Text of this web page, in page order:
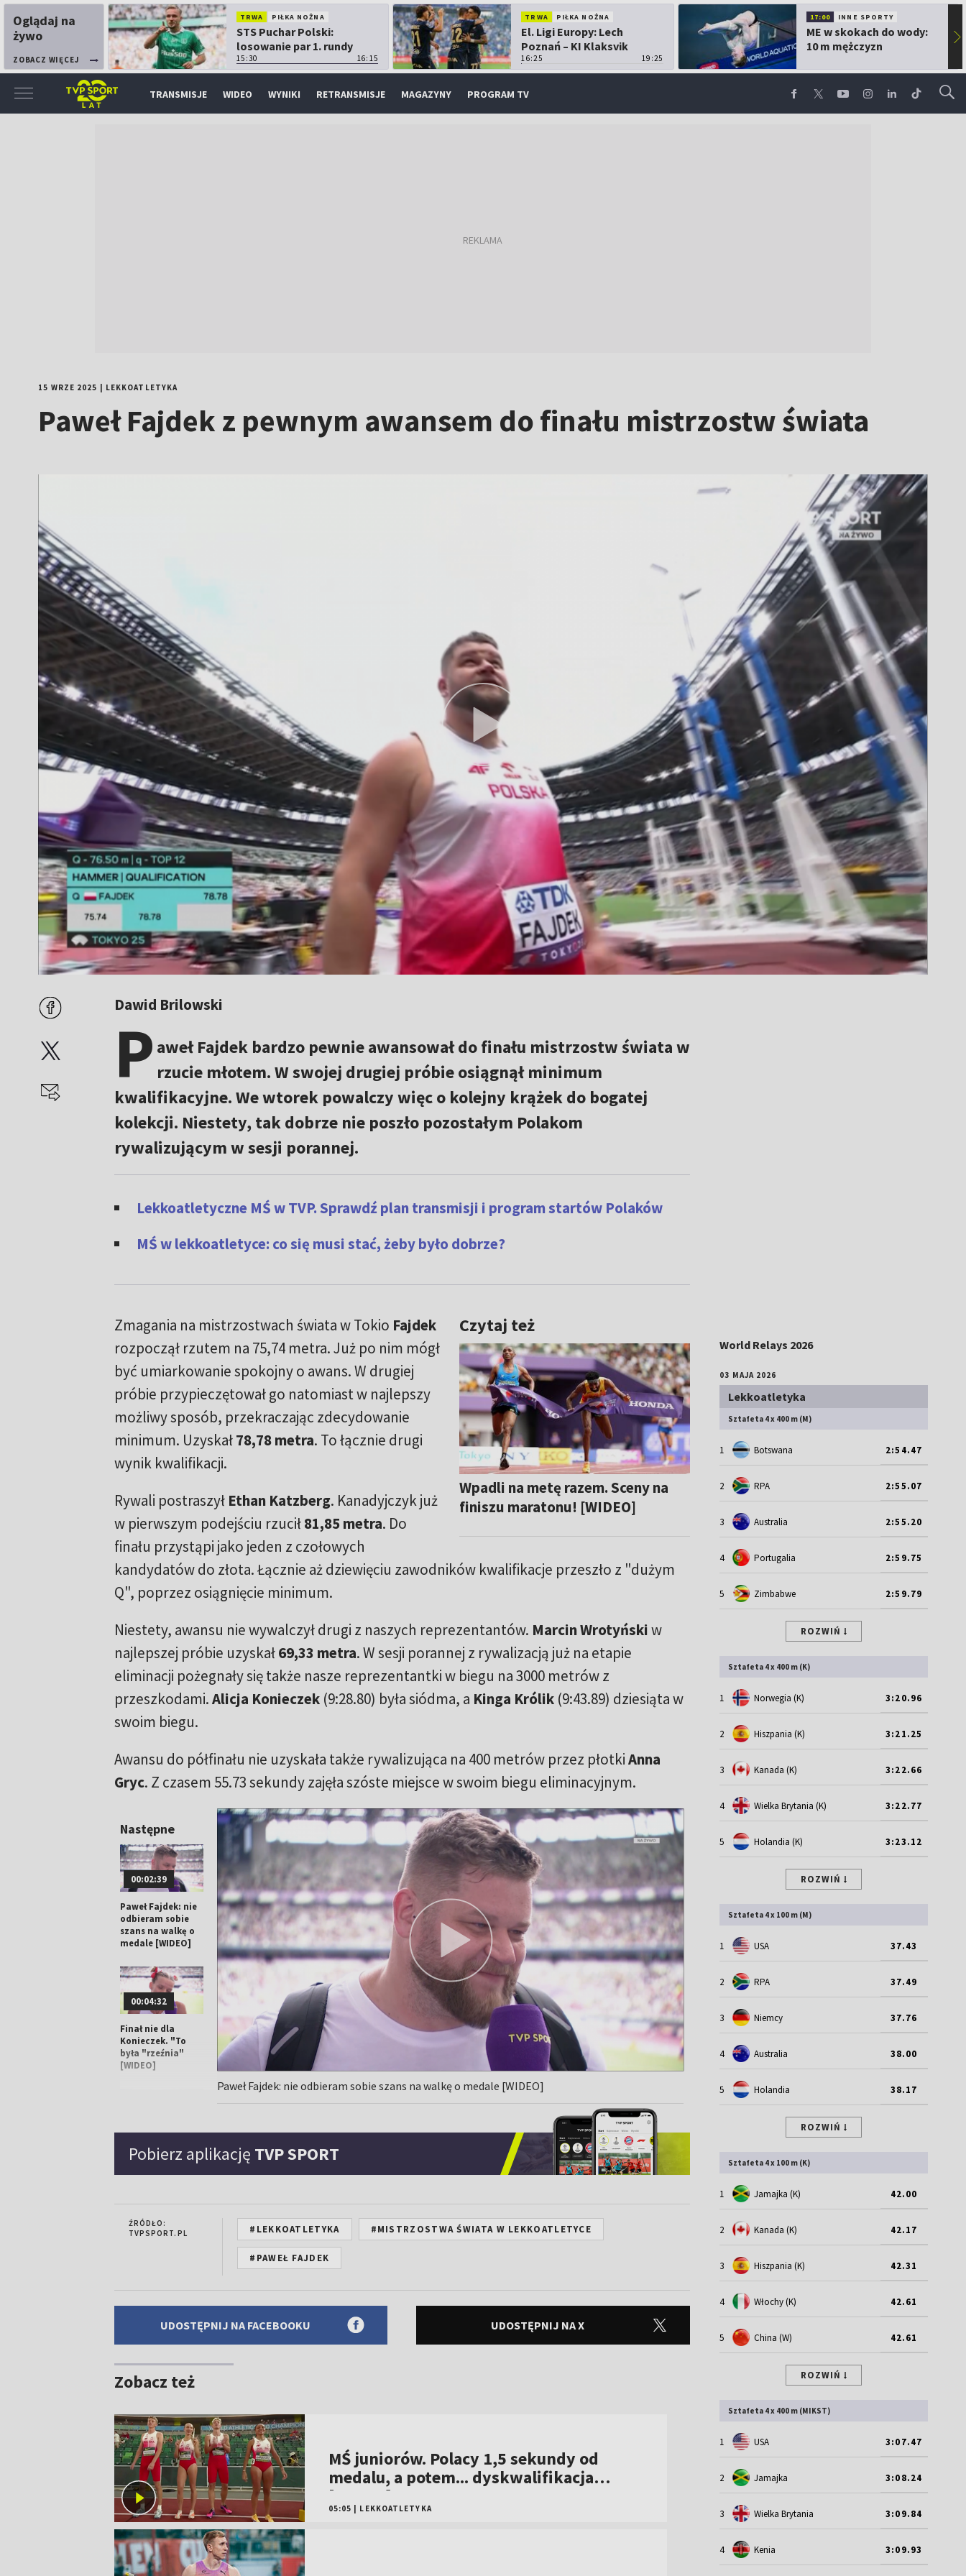
Oglądaj na
żywo
ZOBACZ WIĘCEJ
TRWA PIŁKA NOŻNA
STS Puchar Polski:
losowanie par 1. rundy
15:30 16:15
TRWA PIŁKA NOŻNA
El. Ligi Europy: Lech
Poznań – KI Klaksvik
16:25 19:25
17:00 INNE SPORTY
ME w skokach do wody:
10 m mężczyzn
▶
TRANSMISJE WIDEO WYNIKI RETRANSMISJE MAGAZYNY PROGRAM TV
15 WRZE 2025 LEKKOATLETYKA
Paweł Fajdek z pewnym awansem do finału mistrzostw świata
Dawid Brilowski
P aweł Fajdek bardzo pewnie awansował do finału mistrzostw świata w
rzucie młotem. W swojej drugiej próbie osiągnął minimum
kwalifikacyjne. We wtorek powalczy więc o kolejny krążek do bogatej
kolekcji. Niestety, tak dobrze nie poszło pozostałym Polakom
rywalizującym w sesji porannej.
Lekkoatletyczne MŚ w TVP. Sprawdź plan transmisji i program startów Polaków
MŚ w lekkoatletyce: co się musi stać, żeby było dobrze?
Czytaj też
Wpadli na metę razem. Sceny na
finiszu maratonu! [WIDEO]
Zmagania na mistrzostwach świata w Tokio Fajdek
rozpoczął rzutem na 75,74 metra. Już po nim mógł
być umiarkowanie spokojny o awans. W drugiej
próbie przypieczętował go natomiast w najlepszy
możliwy sposób, przekraczając zdecydowanie
minimum. Uzyskał78,78 metra. To łącznie drugi
wynik kwalifikacji.
Rywali postraszył Ethan Katzberg. Kanadyjczyk już
w pierwszym podejściu rzucił81,85 metra. Do
finału przystąpi jako jeden z czołowych
kandydatów do złota. Łącznie aż dziewięciu zawodników kwalifikacje przeszło z "dużym
Q", poprzez osiągnięcie minimum.
Niestety, awansu nie wywalczył drugi z naszych reprezentantów. Marcin Wrotyńskiw
najlepszej próbie uzyskał69,33 metra. W sesji porannej z rywalizacją już na etapie
eliminacji pożegnały się także nasze reprezentantki w biegu na 3000 metrów z
przeszkodami.Alicja Konieczek(9:28.80) była siódma, a Kinga Królik (9:43.89) dziesiąta w
swoim biegu.
Awansu do półfinału nie uzyskała także rywalizująca na 400 metrów przez płotkiAnna
Gryc. Z czasem 55.73 sekundy zajęła szóste miejsce w swoim biegu eliminacyjnym.
Następne
00:02:39
Paweł Fajdek: nie
odbieram sobie
szans na walkę o
medale [WIDEO]
00:04:32
Finał nie dla
Konieczek. "To
była "rzeźnia"
[WIDEO]
Kinga Królik bez
awansu do finału.
"Jest mi bardzo
Paweł Fajdek: nie odbieram sobie szans na walkę o medale [WIDEO]
Pobierz aplikację TVP SPORT
ŹRÓDŁO:
TVPSPORT.PL
#LEKKOATLETYKA #MISTRZOSTWA ŚWIATA W LEKKOATLETYCE
#PAWEŁ FAJDEK
UDOSTĘPNIJ NA FACEBOOKU UDOSTĘPNIJ NA X
Zobacz też
MŚ juniorów. Polacy 1,5 sekundy od
medalu, a potem... dyskwalifikacja
[WIDEO]
05:05 LEKKOATLETYKA
World Relays 2026
03 MAJA 2026
Lekkoatletyka
Sztafeta 4 x 400 m (M)
1 Botswana 2:54.47
2 RPA 2:55.07
3 Australia 2:55.20
4 Portugalia 2:59.75
5 Zimbabwe 2:59.79
ROZWIŃ
Sztafeta 4 x 400 m (K)
1 Norwegia (K) 3:20.96
2 Hiszpania (K) 3:21.25
3 Kanada (K) 3:22.66
4 Wielka Brytania (K) 3:22.77
5 Holandia (K) 3:23.12
ROZWIŃ
Sztafeta 4 x 100 m (M)
1 USA 37.43
2 RPA 37.49
3 Niemcy 37.76
4 Australia 38.00
5 Holandia 38.17
ROZWIŃ
Sztafeta 4 x 100 m (K)
1 Jamajka (K) 42.00
2 Kanada (K) 42.17
3 Hiszpania (K) 42.31
4 Włochy (K) 42.61
5 China (W) 42.61
ROZWIŃ
Sztafeta 4 x 400 m (MIKST)
1 USA 3:07.47
2 Jamajka 3:08.24
3 Wielka Brytania 3:09.84
4 Kenia 3:09.93